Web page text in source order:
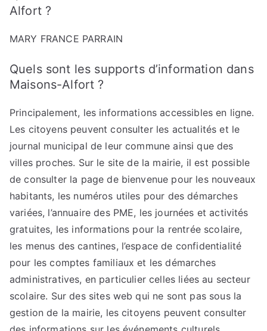
Alfort ?
MARY FRANCE PARRAIN
Quels sont les supports d’information dans
Maisons-Alfort ?
Principalement, les informations accessibles en ligne.
Les citoyens peuvent consulter les actualités et le
journal municipal de leur commune ainsi que des
villes proches. Sur le site de la mairie, il est possible
de consulter la page de bienvenue pour les nouveaux
habitants, les numéros utiles pour des démarches
variées, l’annuaire des PME, les journées et activités
gratuites, les informations pour la rentrée scolaire,
les menus des cantines, l’espace de confidentialité
pour les comptes familiaux et les démarches
administratives, en particulier celles liées au secteur
scolaire. Sur des sites web qui ne sont pas sous la
gestion de la mairie, les citoyens peuvent consulter